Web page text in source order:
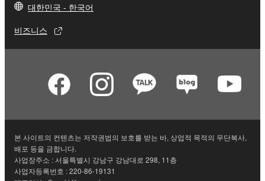
대한민국 - 한국어
비즈니스
본 사이트의 컨텐츠는 저작권법의 보호를 받는 바, 상업적 목적의 무단복사,
배포 등을 금합니다.
사업장주소 : 서울특별시 강남구 강남대로 298, 11층
사업자등록번호 : 220-86-19131